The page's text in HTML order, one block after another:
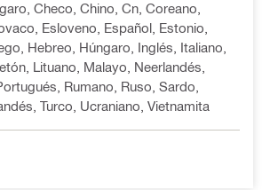
Checo, Chino, Cn, Coreano,
Esloveno, Español, Estonio,
Hebreo, Húngaro, Inglés, Italiano,
Lituano, Malayo, Neerlandés,
Rumano, Ruso, Sardo,
Turco, Ucraniano, Vietnamita